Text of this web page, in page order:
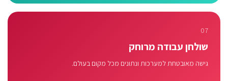
07
שולחן עבודה מרוחק
גישה מאובטחת למערכות ונתונים מכל מקום בעולם.